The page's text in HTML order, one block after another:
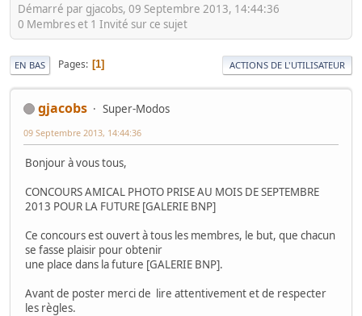
Démarré par gjacobs, 09 Septembre 2013, 14:44:36
0 Membres et 1 Invité sur ce sujet
EN BAS Pages 1 ACTIONS DE L'UTILISATEUR
gjacobs Super-Modos
09 Septembre 2013, 14:44:36
Bonjour à vous tous,
CONCOURS AMICAL PHOTO PRISE AU MOIS DE SEPTEMBRE
2013 POUR LA FUTURE [GALERIE BNP]
Ce concours est ouvert à tous les membres, le but, que chacun
se fasse plaisir pour obtenir
une place dans la future [GALERIE BNP].
Avant de poster merci de lire attentivement et de respecter
les règles.